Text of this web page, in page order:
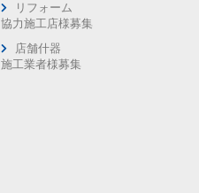
リフォーム
協力施工店様募集
店舗什器
施工業者様募集